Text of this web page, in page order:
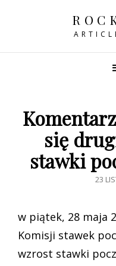
się
stawki
23
w piątek, 28 maja
Komisji stawek
wzrost stawki